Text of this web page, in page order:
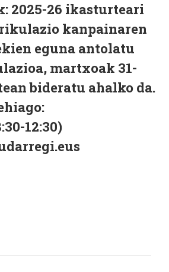
2025-26 ikasturteari
kanpainaren
eguna antolatu
martxoak 31-
bideratu ahalko da.
12:30)